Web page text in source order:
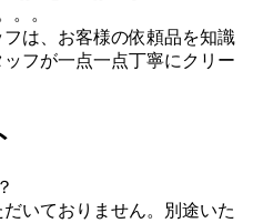
。。
は、お客様の依頼品を知識
フが一点一点丁寧にクリー
いておりません。別途いた